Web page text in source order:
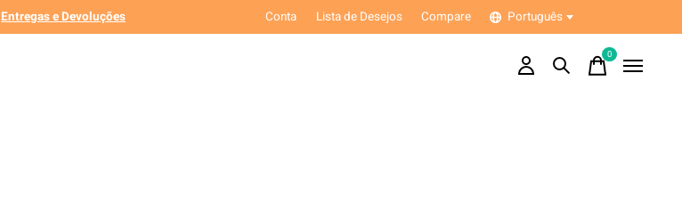
Entregas e Devoluções Conta Lista de Desejos Compare Português
0items